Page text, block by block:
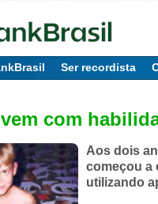
Ser recordista
com
Aos dois
começou a
utilizando